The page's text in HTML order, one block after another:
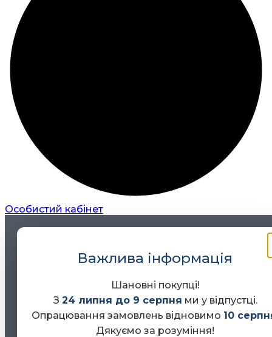
Особистий кабінет
Важлива інформація
Шановні покупці!
З 24 липня до 9 серпня ми у відпустці.
Опрацювання замовлень відновимо 10
Дякуємо за розуміння!